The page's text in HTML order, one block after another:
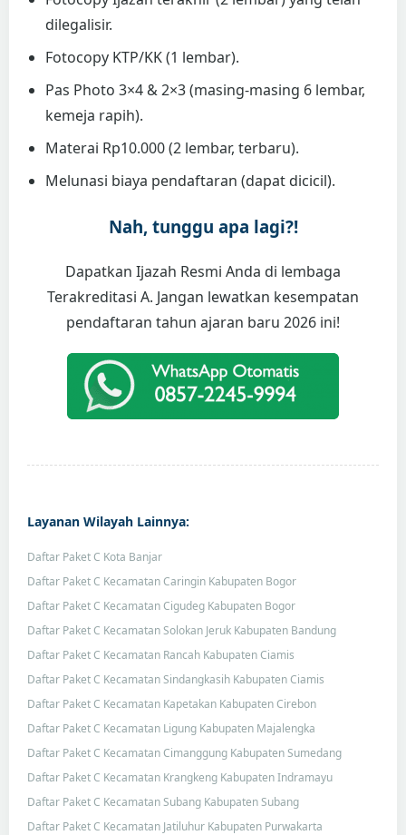
dilegalisir.
Fotocopy KTP/KK (1 lembar).
Pas Photo 3×4 & 2×3 (masing-masing 6 lembar,
kemeja rapih).
Materai Rp10.000 (2 lembar, terbaru).
Melunasi biaya pendaftaran (dapat dicicil).
Nah, tunggu apa lagi?!
Dapatkan Ijazah Resmi Anda di lembaga
Terakreditasi A. Jangan lewatkan kesempatan
pendaftaran tahun ajaran baru 2026 ini!
Layanan Wilayah Lainnya:
Daftar Paket C Kota Banjar
Daftar Paket C Kecamatan Caringin Kabupaten Bogor
Daftar Paket C Kecamatan Cigudeg Kabupaten Bogor
Daftar Paket C Kecamatan Solokan Jeruk Kabupaten Bandung
Daftar Paket C Kecamatan Rancah Kabupaten Ciamis
Daftar Paket C Kecamatan Sindangkasih Kabupaten Ciamis
Daftar Paket C Kecamatan Kapetakan Kabupaten Cirebon
Daftar Paket C Kecamatan Ligung Kabupaten Majalengka
Daftar Paket C Kecamatan Cimanggung Kabupaten Sumedang
Daftar Paket C Kecamatan Krangkeng Kabupaten Indramayu
Daftar Paket C Kecamatan Subang Kabupaten Subang
Daftar Paket C Kecamatan Jatiluhur Kabupaten Purwakarta